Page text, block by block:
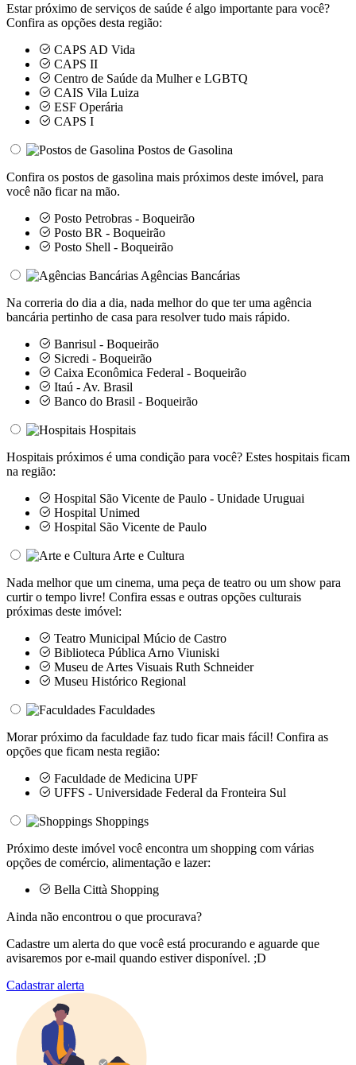
Estar próximo de serviços de saúde é algo importante para você?
Confira as opções desta região:
CAPS AD Vida
CAPS II
Centro de Saúde da Mulher e LGBTQ
CAIS Vila Luiza
ESF Operária
CAPS I
Postos de Gasolina
Confira os postos de gasolina mais próximos deste imóvel, para
você não ficar na mão.
Posto Petrobras - Boqueirão
Posto BR - Boqueirão
Posto Shell - Boqueirão
Agências Bancárias
Na correria do dia a dia, nada melhor do que ter uma agência
bancária pertinho de casa para resolver tudo mais rápido.
Banrisul - Boqueirão
Sicredi - Boqueirão
Caixa Econômica Federal - Boqueirão
Itaú - Av. Brasil
Banco do Brasil - Boqueirão
Hospitais
Hospitais próximos é uma condição para você? Estes hospitais ficam
na região:
Hospital São Vicente de Paulo - Unidade Uruguai
Hospital Unimed
Hospital São Vicente de Paulo
Arte e Cultura
Nada melhor que um cinema, uma peça de teatro ou um show para
curtir o tempo livre! Confira essas e outras opções culturais
próximas deste imóvel:
Teatro Municipal Múcio de Castro
Biblioteca Pública Arno Viuniski
Museu de Artes Visuais Ruth Schneider
Museu Histórico Regional
Faculdades
Morar próximo da faculdade faz tudo ficar mais fácil! Confira as
opções que ficam nesta região:
Faculdade de Medicina UPF
UFFS - Universidade Federal da Fronteira Sul
Shoppings
Próximo deste imóvel você encontra um shopping com várias
opções de comércio, alimentação e lazer:
Bella Città Shopping
Ainda não encontrou o que procurava?
Cadastre um alerta do que você está procurando e aguarde que
avisaremos por e-mail quando estiver disponível. ;D
Cadastrar alerta